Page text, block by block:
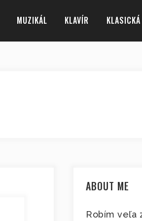
MUZIKÁL KLAVÍR
ABOUT ME
Robím veľa